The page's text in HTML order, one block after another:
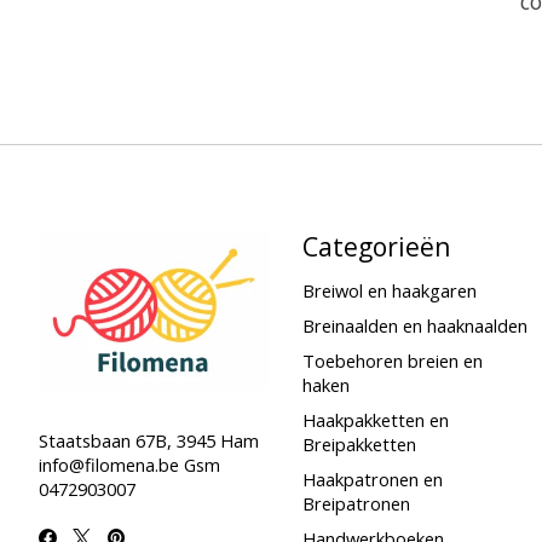
Staatsbaan 67B, 3945 Ham
info@filomena.be Gsm
0472903007
Categorieën
Breiwol en haakgaren
Breinaalden en haaknaalden
Toebehoren breien en
haken
Haakpakketten en
Breipakketten
Haakpatronen en
Breipatronen